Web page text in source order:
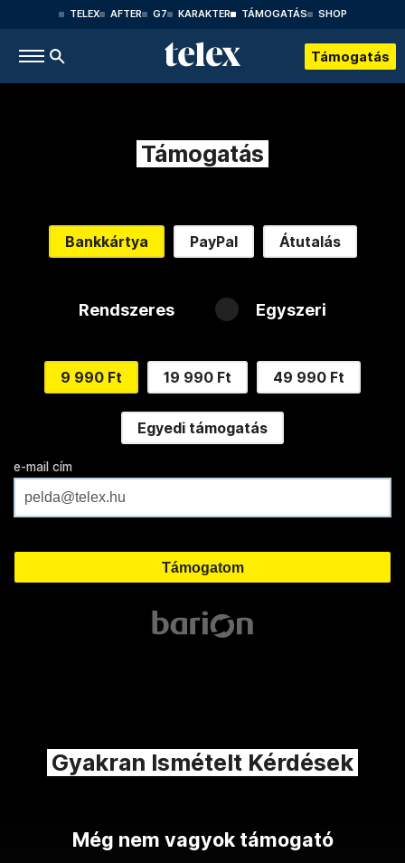
TELEX AFTER G7 KARAKTER TÁMOGATÁS SHOP
Támogatás
Támogatás
Bankkártya PayPal Átutalás
Rendszeres Egyszeri
9 990 Ft 19 990 Ft 49 990 Ft
Egyedi támogatás
e-mail cím
Gyakran Ismételt Kérdések
Még nem vagyok támogató